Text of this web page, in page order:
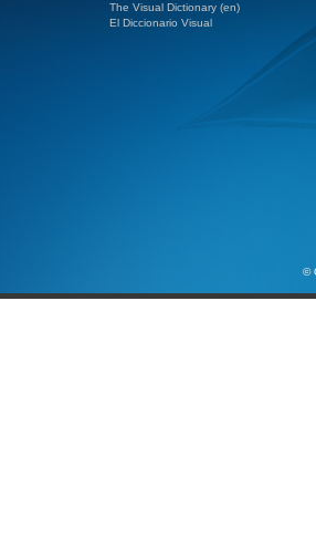
The Visual Dictionary (en)
El Diccionario Visual
©